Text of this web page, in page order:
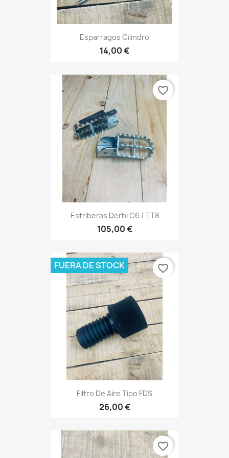
Esparragos Cilindro
14,00 €
Estriberas Derbi C6 / TT8
105,00 €
favorite_border
Filtro De Aire Tipo FDS
26,00 €
FUERA DE STOCK favorite_border
favorite_border